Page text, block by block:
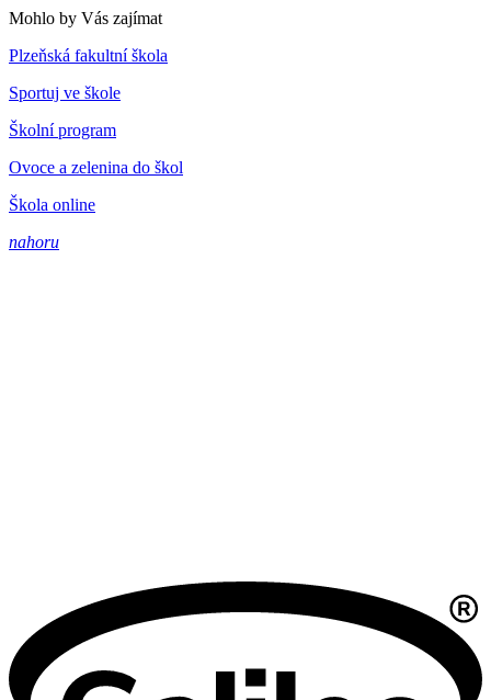
Mohlo by Vás zajímat
Plzeňská fakultní škola
Sportuj ve škole
Školní program
Ovoce a zelenina do škol
Škola online
nahoru